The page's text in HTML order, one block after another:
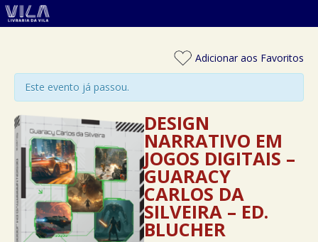
Adicionar aos Favoritos
Este evento já passou.
DESIGN
NARRATIVO EM
JOGOS DIGITAIS –
GUARACY
CARLOS DA
SILVEIRA – ED.
BLUCHER